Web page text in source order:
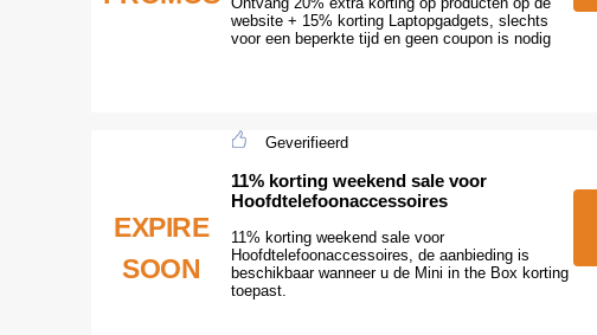
website + 15% korting Laptopgadgets, slechts
voor een beperkte tijd en geen coupon is nodig
EXPIRE
SOON
Geverifieerd
11% korting weekend sale voor
Hoofdtelefoonaccessoires
11% korting weekend sale voor
Hoofdtelefoonaccessoires, de aanbieding is
beschikbaar wanneer u de Mini in the Box korting
toepast.